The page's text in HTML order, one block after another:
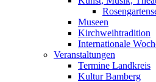
Museen
Kirchweihtradition
Internationale
Veranstaltungen
Termine Landkreis
Kultur Bamberg